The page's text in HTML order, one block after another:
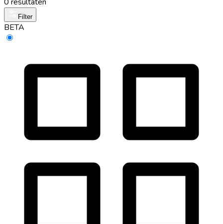
Filter
BETA